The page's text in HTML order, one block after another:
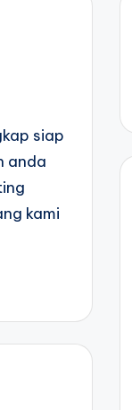
siap
anda
kami